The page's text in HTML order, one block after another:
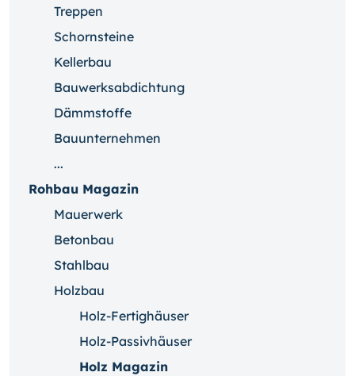
Treppen
Schornsteine
Kellerbau
Bauwerksabdichtung
Dämmstoffe
Bauunternehmen
...
Rohbau Magazin
Mauerwerk
Betonbau
Stahlbau
Holzbau
Holz-Fertighäuser
Holz-Passivhäuser
Holz Magazin